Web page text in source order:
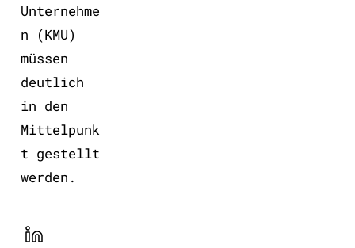
Unternehme
n (KMU)
müssen
deutlich
in den
Mittelpunk
t gestellt
werden.
LinekdIn